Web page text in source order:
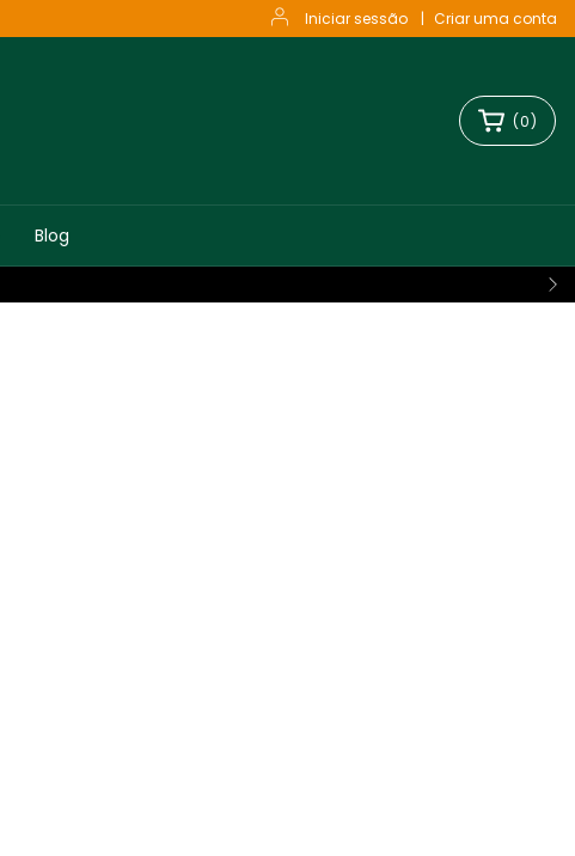
Iniciar sessão | Criar uma conta
(0)
Blog